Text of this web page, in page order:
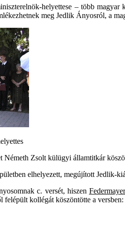
helyettese – több
meg Jedlik Ányosról, a
Németh Zsolt külügyi államtitkár
elhelyezett, megújított Jedlik-
c. versét, hiszen
felépült kollégát köszöntötte a versben: